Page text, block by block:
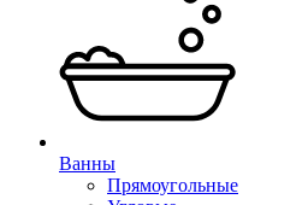
Ванны
Прямоугольные